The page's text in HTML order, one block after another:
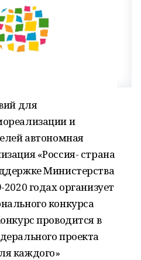
для
и
автономная
«Россия- страна
Министерства
2020годах организует
конкурса
проводится в
проекта
каждого»